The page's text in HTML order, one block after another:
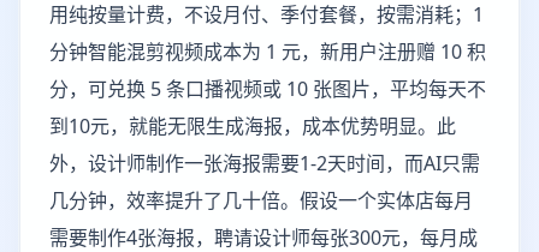
用纯按量计费，不设月付、季付套餐，按需消耗；1
分钟智能混剪视频成本为 1 元，新用户注册赠 10 积
分，可兑换 5 条口播视频或 10 张图片，平均每天不
到10元，就能无限生成海报，成本优势明显。此
外，设计师制作一张海报需要1-2天时间，而AI只需
几分钟，效率提升了几十倍。假设一个实体店每月
需要制作4张海报，聘请设计师每张300元，每月成